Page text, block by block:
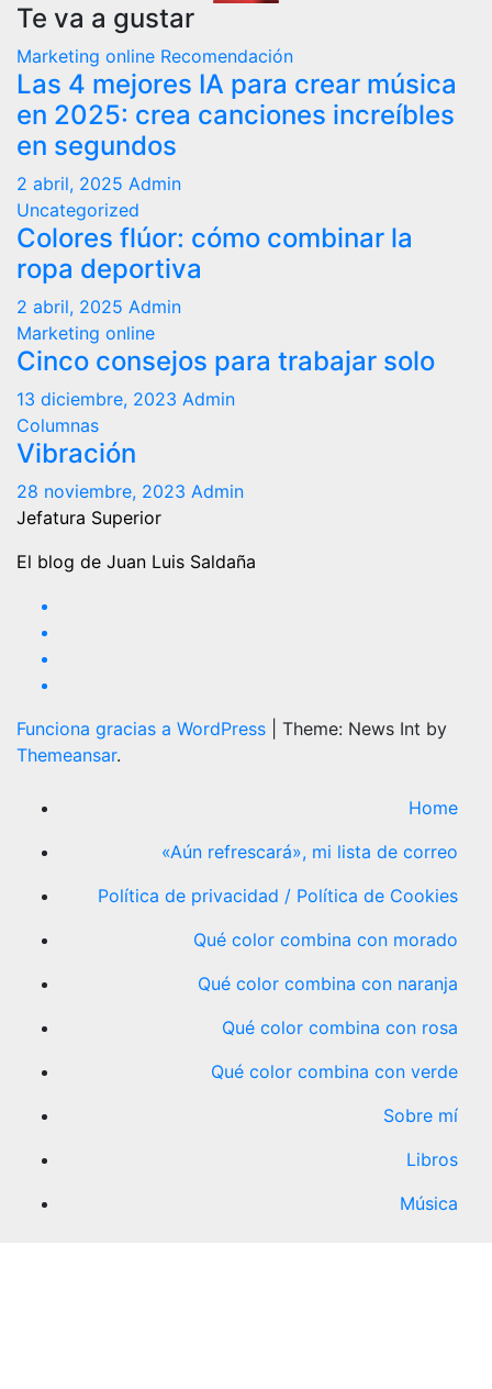
Te va a gustar
Marketing online Recomendación
Las 4 mejores IA para crear música
en 2025: crea canciones increíbles
en segundos
2 abril, 2025 Admin
Uncategorized
Colores flúor: cómo combinar la
ropa deportiva
2 abril, 2025 Admin
Marketing online
Cinco consejos para trabajar solo
13 diciembre, 2023 Admin
Columnas
Vibración
28 noviembre, 2023 Admin
Jefatura Superior
El blog de Juan Luis Saldaña
Funciona gracias a WordPress
Theme: News Int by
Themeansar.
Home
«Aún refrescará», mi lista de correo
Política de privacidad / Política de Cookies
Qué color combina con morado
Qué color combina con naranja
Qué color combina con rosa
Qué color combina con verde
Sobre mí
Libros
Música